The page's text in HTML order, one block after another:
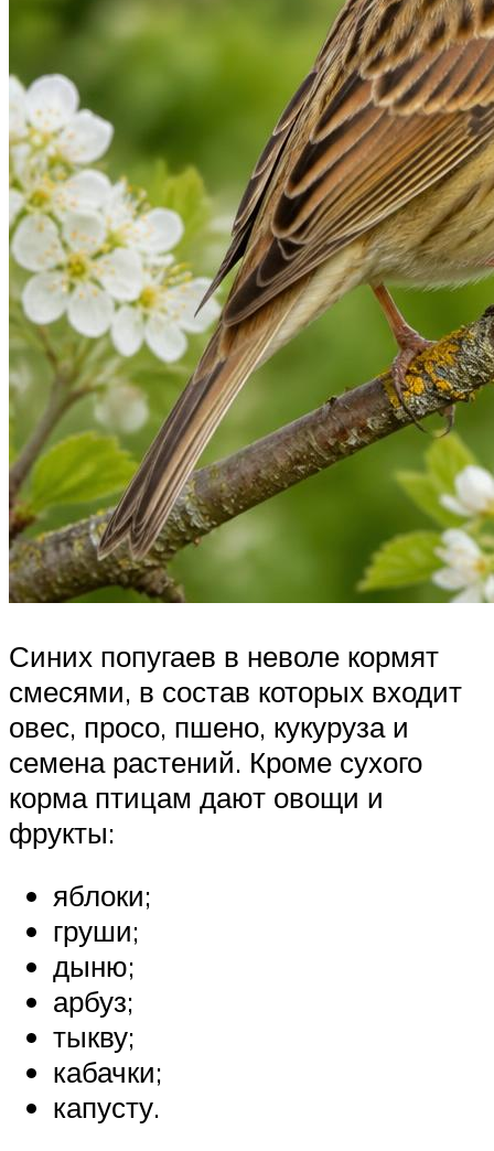
Синих попугаев в неволе кормят
смесями, в состав которых входит
овес, просо, пшено, кукуруза и
семена растений. Кроме сухого
корма птицам дают овощи и
фрукты:
яблоки;
груши;
дыню;
арбуз;
тыкву;
кабачки;
капусту.